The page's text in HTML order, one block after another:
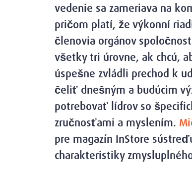
vedenie sa zameriava na
pričom platí, že výkonní
členovia orgánov
všetky tri úrovne, ak chcú,
úspešne zvládli prechod k
čeliť dnešným a budúcim
potrebovať lídrov so
zručnosťami a myslením.
pre magazín InStore
charakteristiky